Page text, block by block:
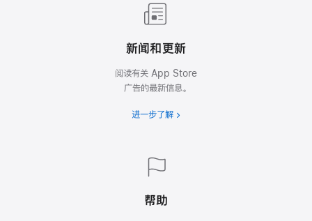
新闻和更新
阅读有关 App Store
广告的最新信息。
进一步了解
帮助